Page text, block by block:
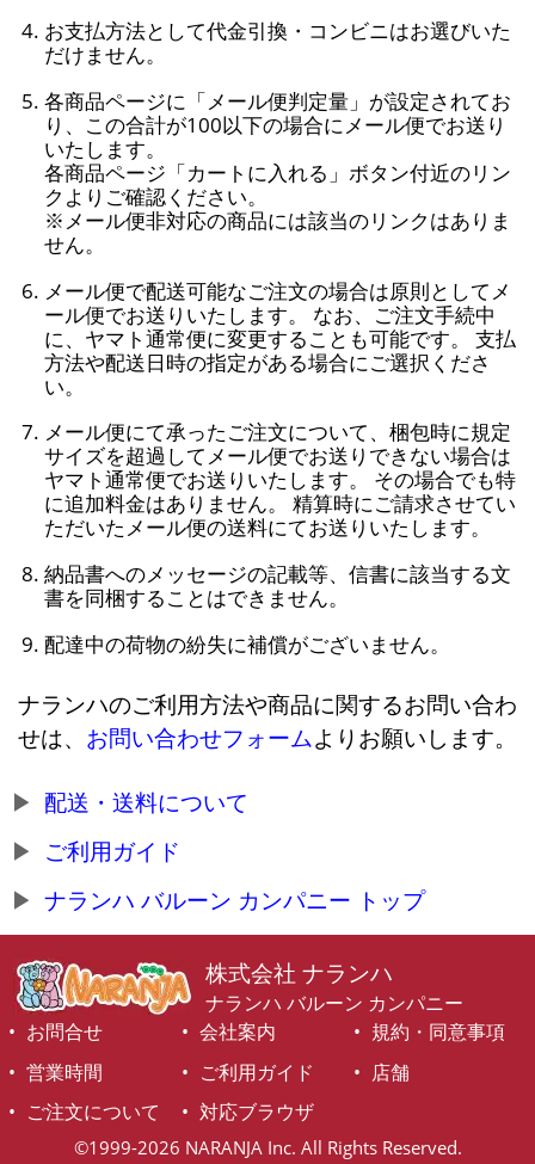
お支払方法として代金引換・コンビニはお選びいた
だけません。
各商品ページに「メール便判定量」が設定されてお
り、この合計が100以下の場合にメール便でお送り
いたします。
各商品ページ「カートに入れる」ボタン付近のリン
クよりご確認ください。
※メール便非対応の商品には該当のリンクはありま
せん。
メール便で配送可能なご注文の場合は原則としてメ
ール便でお送りいたします。 なお、ご注文手続中
に、ヤマト通常便に変更することも可能です。 支払
方法や配送日時の指定がある場合にご選択くださ
い。
メール便にて承ったご注文について、梱包時に規定
サイズを超過してメール便でお送りできない場合は
ヤマト通常便でお送りいたします。 その場合でも特
に追加料金はありません。 精算時にご請求させてい
ただいたメール便の送料にてお送りいたします。
納品書へのメッセージの記載等、信書に該当する文
書を同梱することはできません。
配達中の荷物の紛失に補償がございません。
ナランハのご利用方法や商品に関するお問い合わ
せは、 お問い合わせフォームよりお願いします。
配送・送料について
ご利用ガイド
ナランハ バルーン カンパニー トップ
株式会社 ナランハ
ナランハ バルーン カンパニー
お問合せ
会社案内
規約・同意事項
営業時間
ご利用ガイド
店舗
ご注文について
対応ブラウザ
©1999-2026 NARANJA Inc. All Rights Reserved.